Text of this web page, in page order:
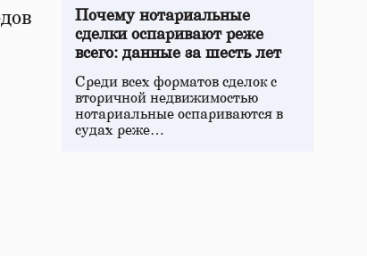
Почему нотариальные
сделки оспаривают реже
всего: данные за шесть лет
Среди всех форматов сделок с
вторичной недвижимостью
нотариальные оспариваются в
судах реже…